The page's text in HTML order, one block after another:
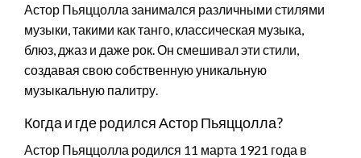
Астор Пьяццолла занимался различными стилями
музыки, такими как танго, классическая музыка,
блюз, джаз и даже рок. Он смешивал эти стили,
создавая свою собственную уникальную
музыкальную палитру.
Когда и где родился Астор Пьяццолла?
Астор Пьяццолла родился 11 марта 1921 года в